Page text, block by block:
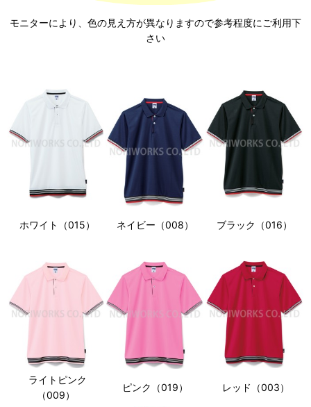
モニターにより、色の見え方が異なりますので参考程度にご利用下
さい
ホワイト（015） ネイビー（008） ブラック（016）
ライトピンク
（009）
ピンク（019） レッド（003）